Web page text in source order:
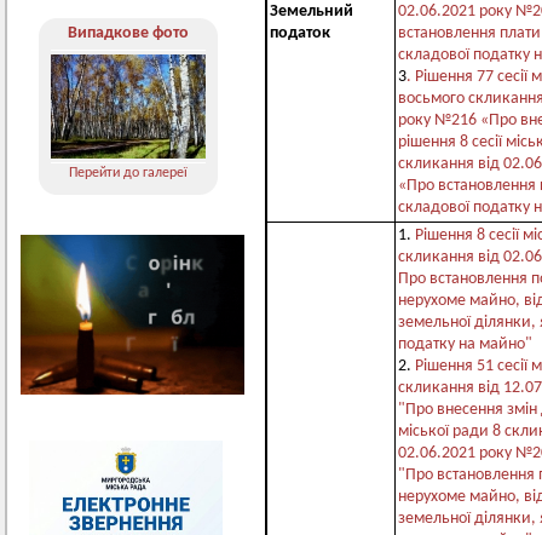
Випадкове фото
Перейти до галереї
Земельний
податок
02.06.2021 року
встановлення
складової податку
3. Рішення 77 сесії
восьмого
року №216 «Про
рішення 8 сесії
скликання від
«Про
складової податку
1. Рішення 8 сесії
скликання від
Про встановлення
нерухоме майно,
земельної ділянки,
податку на майно"
2. Рішення 51 сесії
скликання від
"Про внесення
міської ради 8
02.06.2021 року
"Про встановлення
нерухоме майно,
земельної ділянки,